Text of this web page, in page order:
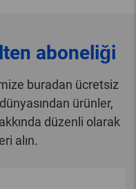
aboneliği
buradan ücretsiz
ürünler,
düzenli olarak
alın.